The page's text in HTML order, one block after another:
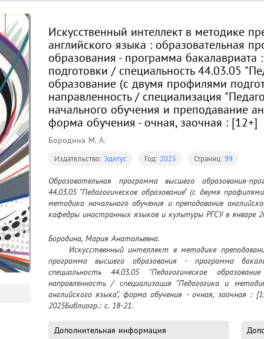
Искусственный интеллект в методике
английского языка : образовательная
образования - программа бакалавриата
подготовки / специальность 44.03.05
образование (с двумя профилями
направленность / специализация
начального обучения и преподавание
форма обучения - очная, заочная : [12+]
Бородина М. А.
Издательство: Эдитус Год: 2025 Страниц: 99
Образовательная программа высшего образования-
44.03.05 "Педагогическое образование" (с двумя
методика начального обучения и преподавание
кафедры иностранных языков и культуры РГСУ в январе
Бородина, Мария Анатольевна.
программа высшего образования - программа
специальность 44.03.05 "Педагогическое
направленность / специализация "Педагогика и
английского языка", форма обучения - очная, заочная
2025Библиогр.: с. 18-21.
Дополнительная информация